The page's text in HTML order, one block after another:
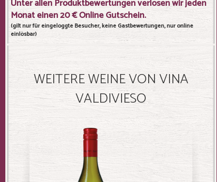
Unter allen Produktbewertungen verlosen wir jeden
Monat einen 20 € Online Gutschein.
(gilt nur für eingeloggte Besucher, keine Gastbewertungen, nur online
einlösbar)
WEITERE WEINE VON VINA
VALDIVIESO